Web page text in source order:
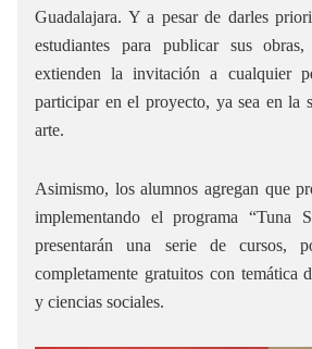
Guadalajara. Y a pesar de darles
estudiantes para publicar sus
extienden la invitación a cualquier
participar en el proyecto, ya sea en la
arte.
Asimismo, los alumnos agregan que
implementando el programa “Tuna
presentarán una serie de cursos,
completamente gratuitos con temática
y ciencias sociales.